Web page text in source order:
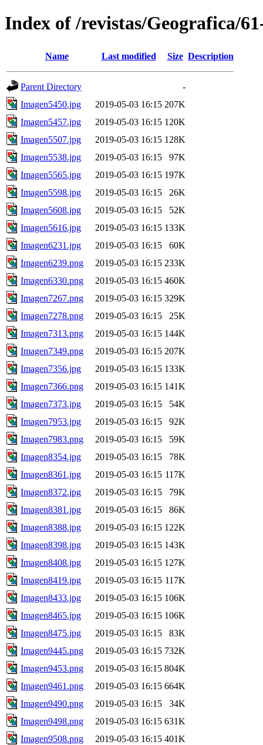
Index of /revistas/Geografica/
Name Last modified Size Description
Parent Directory
-
Imagen5450.jpg
2019-05-03 16:15 207K
Imagen5457.jpg
2019-05-03 16:15 120K
Imagen5507.jpg
2019-05-03 16:15 128K
Imagen5538.jpg
2019-05-03 16:15
97K
Imagen5565.jpg
2019-05-03 16:15 197K
Imagen5598.jpg
2019-05-03 16:15
26K
Imagen5608.jpg
2019-05-03 16:15
52K
Imagen5616.jpg
2019-05-03 16:15 133K
Imagen6231.jpg
2019-05-03 16:15
60K
Imagen6239.png
2019-05-03 16:15 233K
Imagen6330.png
2019-05-03 16:15 460K
Imagen7267.png
2019-05-03 16:15 329K
Imagen7278.png
2019-05-03 16:15
25K
Imagen7313.png
2019-05-03 16:15 144K
Imagen7349.png
2019-05-03 16:15 207K
Imagen7356.jpg
2019-05-03 16:15 133K
Imagen7366.png
2019-05-03 16:15 141K
Imagen7373.jpg
2019-05-03 16:15
54K
Imagen7953.jpg
2019-05-03 16:15
92K
Imagen7983.png
2019-05-03 16:15
59K
Imagen8354.jpg
2019-05-03 16:15
78K
Imagen8361.jpg
2019-05-03 16:15 117K
Imagen8372.jpg
2019-05-03 16:15
79K
Imagen8381.jpg
2019-05-03 16:15
86K
Imagen8388.jpg
2019-05-03 16:15 122K
Imagen8398.jpg
2019-05-03 16:15 143K
Imagen8408.jpg
2019-05-03 16:15 127K
Imagen8419.jpg
2019-05-03 16:15 117K
Imagen8433.jpg
2019-05-03 16:15 106K
Imagen8465.jpg
2019-05-03 16:15 106K
Imagen8475.jpg
2019-05-03 16:15
83K
Imagen9445.png
2019-05-03 16:15 732K
Imagen9453.png
2019-05-03 16:15 804K
Imagen9461.png
2019-05-03 16:15 664K
Imagen9490.png
2019-05-03 16:15
34K
Imagen9498.png
2019-05-03 16:15 631K
Imagen9508.png
2019-05-03 16:15 401K